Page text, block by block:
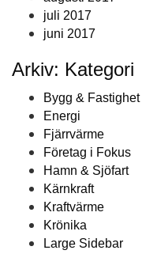
juli 2017
juni 2017
Arkiv: Kategori
Bygg & Fastighet
Energi
Fjärrvärme
Företag i Fokus
Hamn & Sjöfart
Kärnkraft
Kraftvärme
Krönika
Large Sidebar